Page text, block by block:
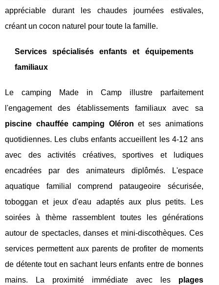
appréciable durant les chaudes journées estivales,
créant un cocon naturel pour toute la famille.
Services spécialisés enfants et équipements
familiaux
Le camping Made in Camp illustre parfaitement
l'engagement des établissements familiaux avec sa
piscine chauffée camping Oléron et ses animations
quotidiennes. Les clubs enfants accueillent les 4-12 ans
avec des activités créatives, sportives et ludiques
encadrées par des animateurs diplômés. L'espace
aquatique familial comprend pataugeoire sécurisée,
toboggan et jeux d'eau adaptés aux plus petits. Les
soirées à thème rassemblent toutes les générations
autour de spectacles, danses et mini-discothèques. Ces
services permettent aux parents de profiter de moments
de détente tout en sachant leurs enfants entre de bonnes
mains. La proximité immédiate avec les plages